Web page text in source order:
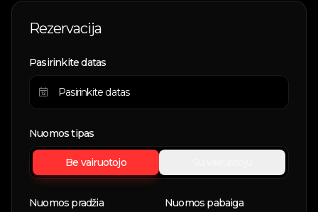
Rezervacija
Pasirinkite datas
Nuomos tipas
Be vairuotojo
Nuomos pradžia Nuomos pabaiga